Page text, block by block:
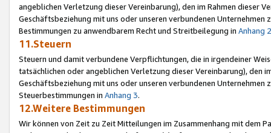
angeblichen Verletzung dieser Vereinbarung), den im Rahmen dieser
Geschäftsbeziehung mit uns oder unseren verbundenen
Bestimmungen zu anwendbarem Recht und Streitbeilegung in Anhang 2
11.Steuern
Steuern und damit verbundene Verpflichtungen, die in irgendeiner
tatsächlichen oder angeblichen Verletzung dieser Vereinbarung), den
Geschäftsbeziehung mit uns oder unseren verbundenen
Steuerbestimmungen in Anhang 3.
12.Weitere Bestimmungen
Wir können von Zeit zu Zeit Mitteilungen im Zusammenhang mit dem